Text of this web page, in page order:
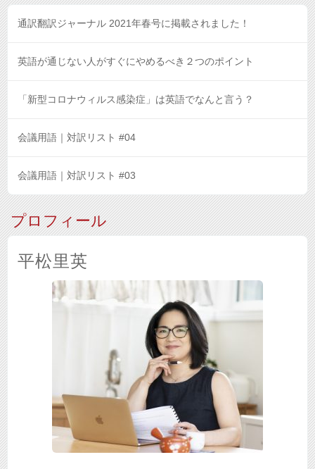
通訳翻訳ジャーナル 2021年春号に掲載されました！
英語が通じない人がすぐにやめるべき２つのポイント
「新型コロナウィルス感染症」は英語でなんと言う？
会議用語｜対訳リスト #04
会議用語｜対訳リスト #03
プロフィール
平松里英